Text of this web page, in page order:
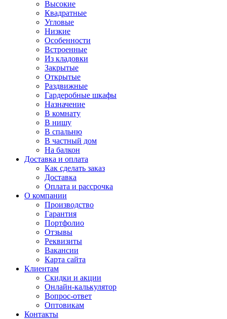
Высокие
Квадратные
Угловые
Низкие
Особенности
Встроенные
Из кладовки
Закрытые
Открытые
Раздвижные
Гардеробные шкафы
Назначение
В комнату
В нишу
В спальню
В частный дом
На балкон
Доставка и оплата
Как сделать заказ
Доставка
Оплата и рассрочка
О компании
Производство
Гарантия
Портфолио
Отзывы
Реквизиты
Вакансии
Карта сайта
Клиентам
Скидки и акции
Онлайн-калькулятор
Вопрос-ответ
Оптовикам
Контакты